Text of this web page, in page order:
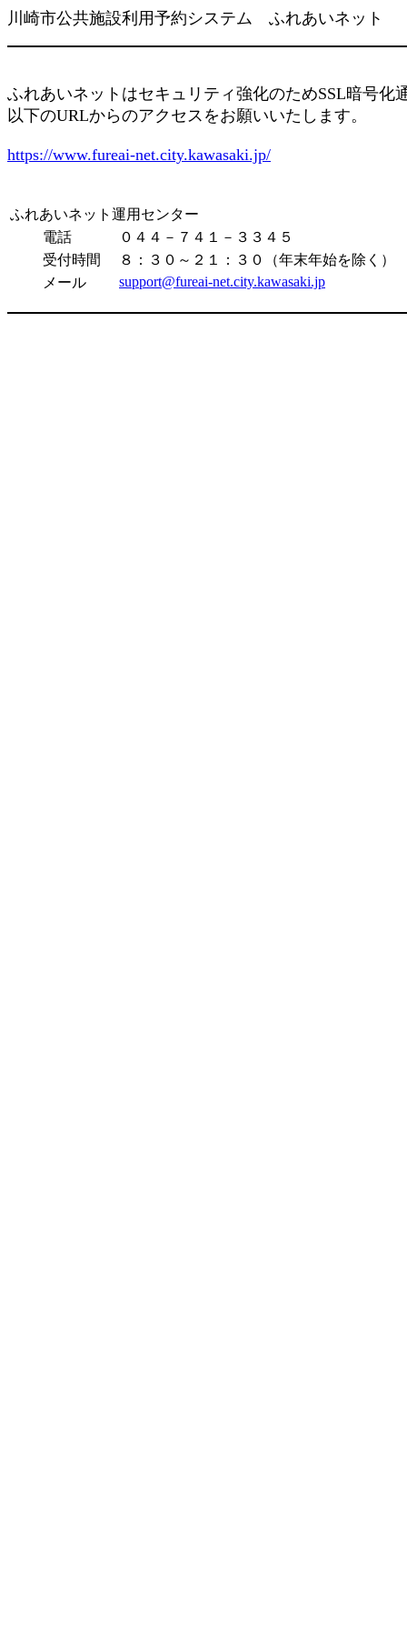
川崎市公共施設利用予約システム ふれあいネット
ふれあいネットはセキュリティ強化のためSSL暗号
以下のURLからのアクセスをお願いいたします。
https://www.fureai-net.city.kawasaki.jp/
ふれあいネット運用センター
電話
０４４－７４１－３３４５
受付時間
８：３０～２１：３０（年末年始を除く）
メール
support@fureai-net.city.kawasaki.jp